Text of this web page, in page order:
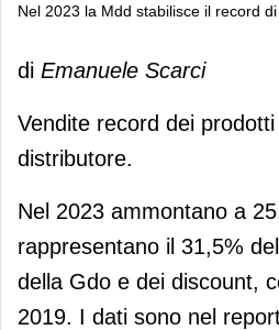
Nel 2023 la Mdd stabilisce il record
Nel 2023 la Mdd
25,2 miliardi
di Emanuele Scarci
Vendite record dei
distributore.
Nel 2023 ammontano a
rappresentano il 31,5%
della Gdo e dei discount,
2019. I dati sono nel